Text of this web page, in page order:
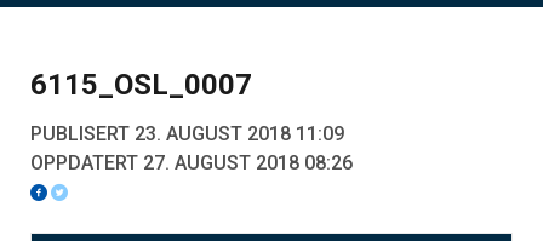
6115_OSL_0007
PUBLISERT 23. AUGUST 2018 11:09
OPPDATERT 27. AUGUST 2018 08:26